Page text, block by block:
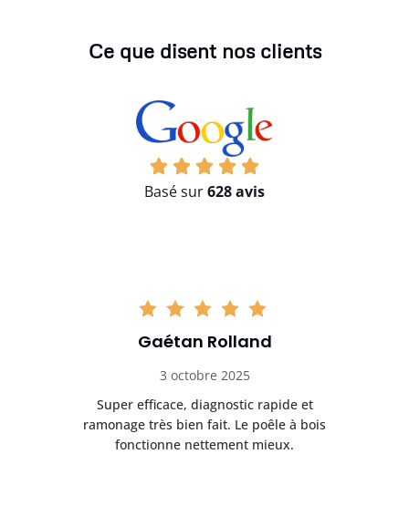
Ce que disent nos clients
Basé sur628 avis
Gaétan Rolland
3 octobre 2025
Super efficace, diagnostic rapide et
ramonage très bien fait. Le poêle à bois
fonctionne nettement mieux.